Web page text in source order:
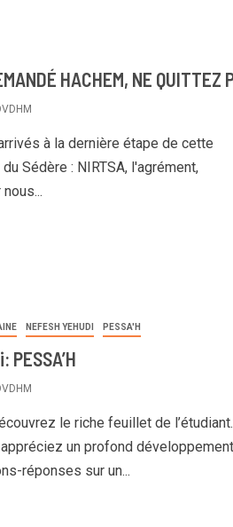
HACHEM, NE QUITTEZ
à la dernière étape de cette
Sédère : NIRTSA, l'agrément,
nous...
NEFESH YEHUDI PESSA'H
le riche feuillet de l’étudiant.
un profond
réponses sur un...